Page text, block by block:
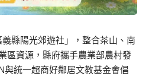
縣陽光郊遊社」，整合茶山、南
區資源，縣府攜手農業部農村發
與統一超商好鄰居文教基金會倡